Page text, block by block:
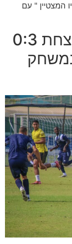
המצטיין " עם
כדורגל: מכבי נתניה מנצחת 0:3